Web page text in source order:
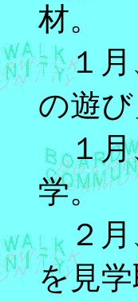
材。
１月
の遊
１月
学。
２月
を見